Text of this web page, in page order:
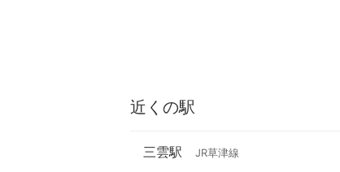
近くの駅
三雲駅 JR草津線